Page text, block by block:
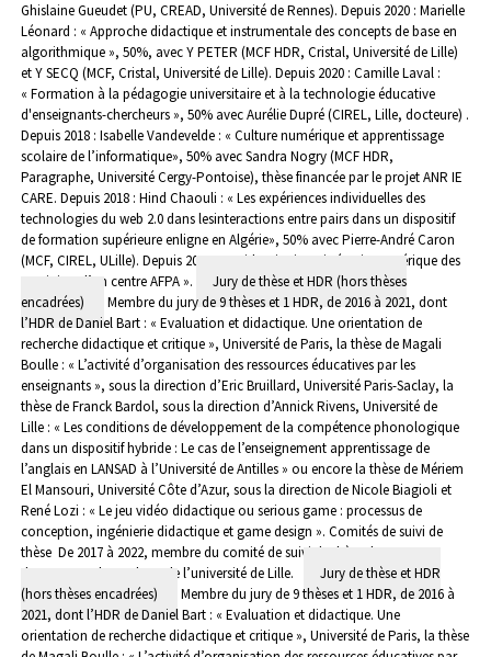
Ghislaine Gueudet (PU, CREAD, Université de Rennes). Depuis 2020 : Marielle
Léonard : « Approche didactique et instrumentale des concepts de base en
algorithmique », 50%, avec Y PETER (MCF HDR, Cristal, Université de Lille)
et Y SECQ (MCF, Cristal, Université de Lille). Depuis 2020 : Camille Laval :
« Formation à la pédagogie universitaire et à la technologie éducative
d'enseignants-chercheurs », 50% avec Aurélie Dupré (CIREL, Lille, docteure) .
Depuis 2018 : Isabelle Vandevelde : « Culture numérique et apprentissage
scolaire de l’informatique», 50% avec Sandra Nogry (MCF HDR,
Paragraphe, Université Cergy-Pontoise), thèse financée par le projet ANR IE
CARE. Depuis 2018 : Hind Chaouli : « Les expériences individuelles des
technologies du web 2.0 dans lesinteractions entre pairs dans un dispositif
de formation supérieure enligne en Algérie», 50% avec Pierre-André Caron
(MCF, CIREL, ULille). Depuis 2017 : David Guigui : « Littéracie numérique des
stagiaires d’un centre AFPA ».
Jury de thèse et HDR (hors thèses
encadrées)
Membre du jury de 9 thèses et 1 HDR, de 2016 à 2021, dont
l’HDR de Daniel Bart : « Evaluation et didactique. Une orientation de
recherche didactique et critique », Université de Paris, la thèse de Magali
Boulle : « L’activité d’organisation des ressources éducatives par les
enseignants », sous la direction d’Eric Bruillard, Université Paris-Saclay, la
thèse de Franck Bardol, sous la direction d’Annick Rivens, Université de
Lille : « Les conditions de développement de la compétence phonologique
dans un dispositif hybride : Le cas de l’enseignement apprentissage de
l’anglais en LANSAD à l’Université de Antilles » ou encore la thèse de Mériem
El Mansouri, Université Côte d’Azur, sous la direction de Nicole Biagioli et
René Lozi : « Le jeu vidéo didactique ou serious game : processus de
conception, ingénierie didactique et game design ». Comités de suivi de
thèse De 2017 à 2022, membre du comité de suivi de thèse de 10
doctorants, dont 4 hors de l’université de Lille.
Jury de thèse et HDR
(hors thèses encadrées)
Membre du jury de 9 thèses et 1 HDR, de 2016 à
2021, dont l’HDR de Daniel Bart : « Evaluation et didactique. Une
orientation de recherche didactique et critique », Université de Paris, la thèse